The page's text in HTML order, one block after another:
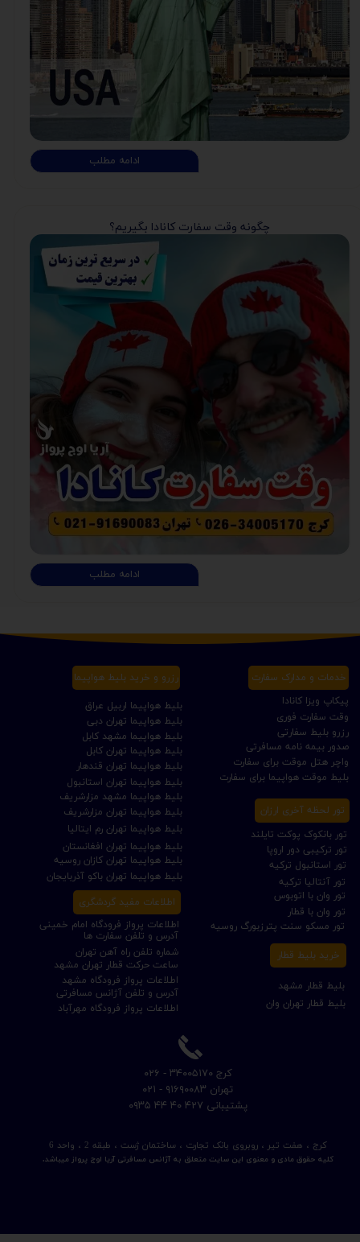
ادامه مطلب
چگونه وقت سفارت کانادا بگیریم؟
ادامه مطلب
کلیه حقوق مادی و معنوی این سایت متعلق به آژانس مسافرتی آریا اوج پرواز میباشد.
​تهران ۹۱۶۹۰۰۸۳ - ۰۲۱
کرج ، هفت تیر ، روبروی بانک تجارت ، ساختمان ژست ، طبقه 2 ، واحد 6
​کرج ۳۴۰۰۵۱۷۰ - ۰۲۶
​پشتیبانی ۴۲۷ ۴۰ ۴۴ ۰۹۳۵
تور ترکیبی دور اروپا
رزرو بلیط سفارتی
پیکاپ ویزا کانادا
بلیط هواپیما تهران کابل
بلیط هواپیما تهران مزارشریف
بلیط هواپیما مشهد کابل
بلیط هواپیما تهران قندهار
بلیط هواپیما تهران افغانستان
بلیط هواپیما مشهد مزارشریف
بلیط قطار تهران وان
بلیط قطار مشهد
بلیط موقت هواپیما برای سفارت
واچر هتل موقت برای سفارت
بلیط هواپیما تهران رم ایتالیا
اطلاعات پرواز فرودگاه امام خمینی
بلیط هواپیما تهران دبی
بلیط هواپیما تهران باکو آذربایجان
بلیط هواپیما تهران استانبول
بلیط هواپیما تهران کازان روسیه
بلیط هواپیما اربیل عراق
صدور بیمه نامه مسافرتی
تور آنتالیا ترکیه
تور استانبول ترکیه
تور مسکو سنت پترزبورگ روسیه
تور وان با قطار
تور بانکوک پوکت تایلند
تور وان با اتوبوس
ساعت حرکت قطار تهران مشهد
خرید بلیط قطار
خدمات و مدارک سفارت رزرو و خرید بلیط هواپیما
تور لحظه آخری ارزان
شماره تلفن راه آهن تهران
وقت سفارت فوری
اطلاعات پرواز فرودگاه مهرآباد
اطلاعات پرواز فرودگاه مشهد
آدرس و تلفن سفارت ها
آدرس و تلفن آژانس مسافرتی
اطلاعات مفید گردشگری